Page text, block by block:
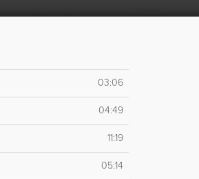
03:06
04:49
11:19
05:14